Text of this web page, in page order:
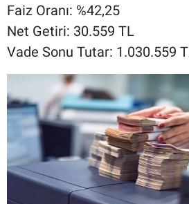
Faiz Oranı: %42,25
Net Getiri: 30.559 TL
Vade Sonu Tutar: 1.030.559